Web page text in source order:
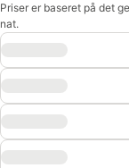
Priser er baseret på det
nat.